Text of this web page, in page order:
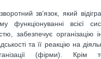
зв’язок, який
функціонуванні всієї
забезпечує
та її реакцію на
(фірми). Крім